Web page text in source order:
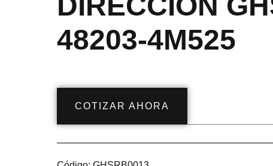
48203-4M525
COTIZAR AHORA